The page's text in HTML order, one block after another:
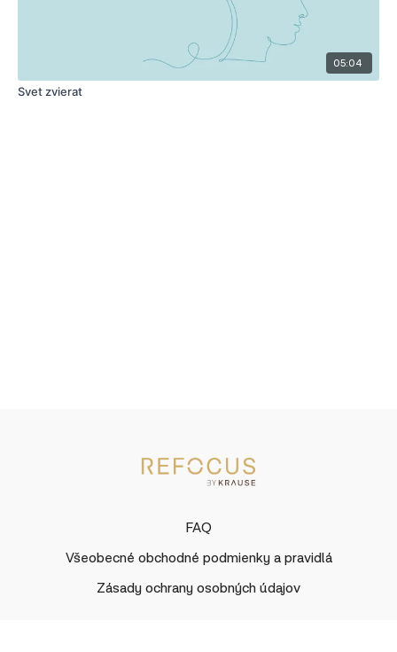
05:04
Svet zvierat
FAQ
Všeobecné obchodné podmienky a pravidlá
Zásady ochrany osobných údajov